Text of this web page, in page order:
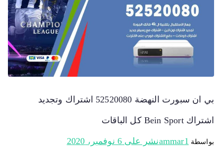
بي ان سبورت النهضة 52520080 اشتراك وتجديد
اشتراك Bein Sport كل الباقات
بواسطة ammar1نشر على 6 نوفمبر، 2020